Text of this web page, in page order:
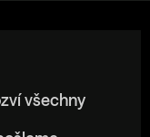
všechny